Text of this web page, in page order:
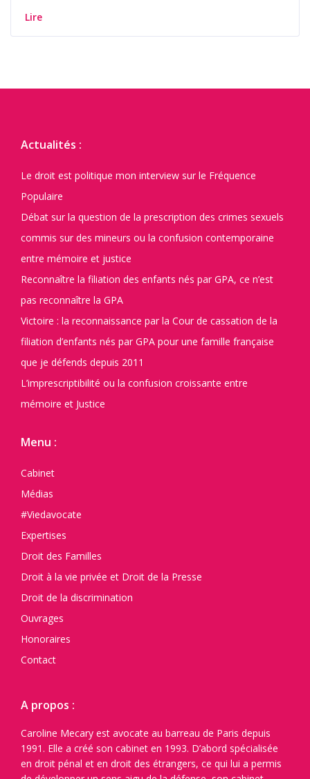
Lire
Actualités :
Le droit est politique mon interview sur le Fréquence
Populaire
Débat sur la question de la prescription des crimes sexuels
commis sur des mineurs ou la confusion contemporaine
entre mémoire et justice
Reconnaître la filiation des enfants nés par GPA, ce n’est
pas reconnaître la GPA
Victoire : la reconnaissance par la Cour de cassation de la
filiation d’enfants nés par GPA pour une famille française
que je défends depuis 2011
L’imprescriptibilité ou la confusion croissante entre
mémoire et Justice
Menu :
Cabinet
Médias
#Viedavocate
Expertises
Droit des Familles
Droit à la vie privée et Droit de la Presse
Droit de la discrimination
Ouvrages
Honoraires
Contact
A propos :
Caroline Mecary est avocate au barreau de Paris depuis
1991. Elle a créé son cabinet en 1993. D’abord spécialisée
en droit pénal et en droit des étrangers, ce qui lui a permis